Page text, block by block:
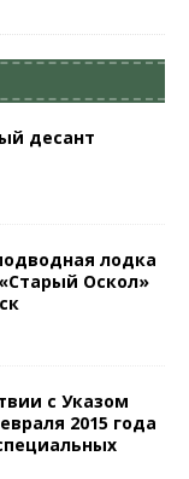
десант
лодка
Оскол»
с Указом
2015 года